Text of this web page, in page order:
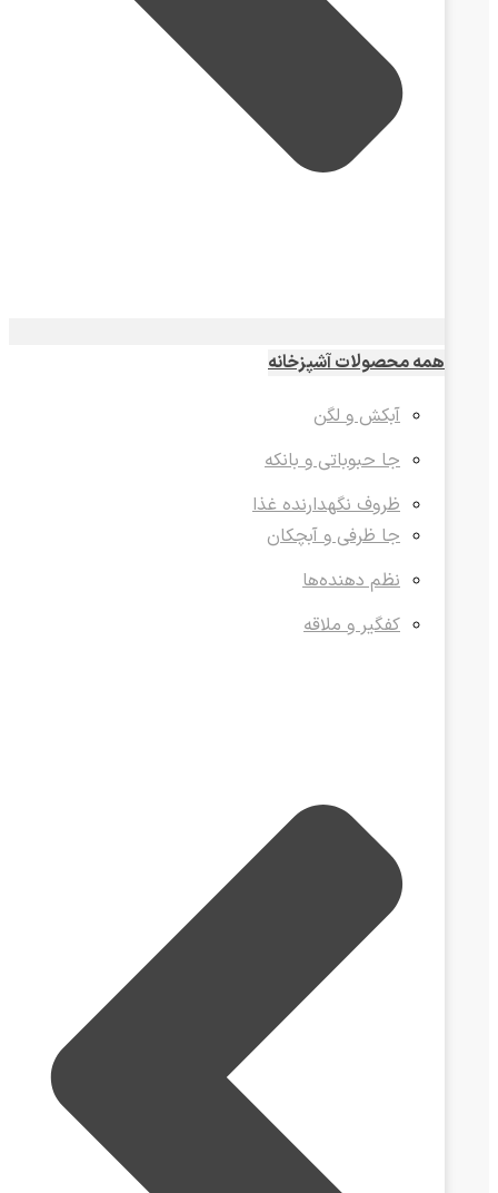
همه محصولات آشپزخانه
آبکش و لگن
جا حبوباتی و بانکه
ظروف نگهدارنده غذا
جا ظرفی و آبچکان
نظم دهنده‌ها
کفگیر و ملاقه